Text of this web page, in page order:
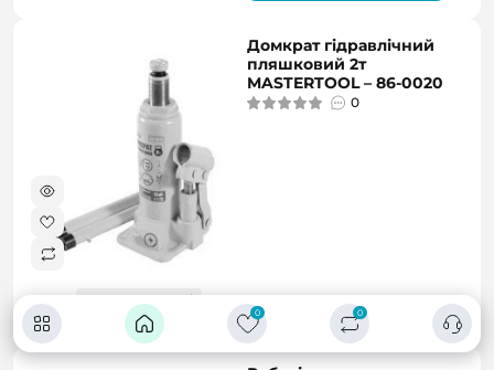
0 0
Немає в наявності
Код товару: 86-0020
Домкрат гідравлічний
пляшковий 2т
MASTERTOOL – 86-0020
0
735.02 грн.